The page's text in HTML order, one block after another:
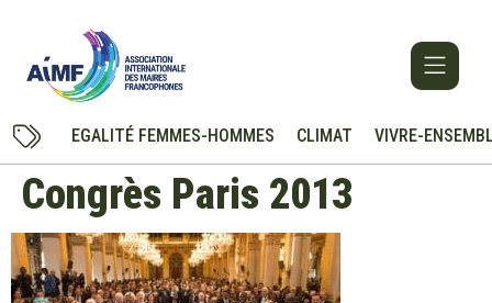
EGALITÉ FEMMES-HOMMES CLIMAT VIVRE-
Congrès Paris 2013